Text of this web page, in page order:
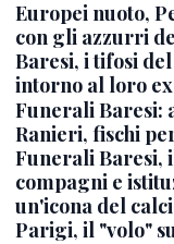
Europei nuoto,
con gli azzurri
Baresi, i tifosi
intorno al loro
Funerali Baresi:
Ranieri, fischi
Funerali Baresi,
compagni e
un'icona del
Parigi, il "volo"